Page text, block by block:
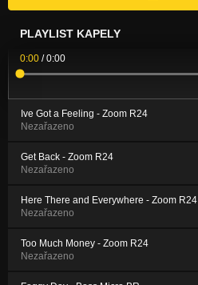
PLAYLIST KAPELY
0:00 /0:00
Ive Got a Feeling - Zoom R24
Nezařazeno
Get Back - Zoom R24
Nezařazeno
Here There and Everywhere - Zoom R24
Nezařazeno
Too Much Money - Zoom R24
Nezařazeno